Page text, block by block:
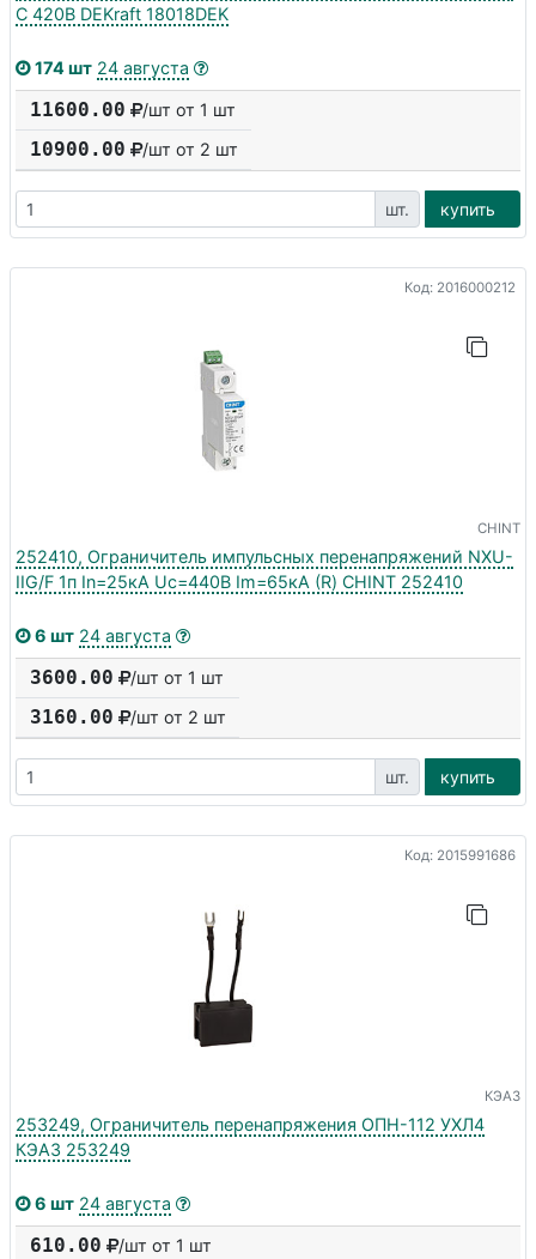
C 420В DEKraft 18018DEK
174 шт 24 августа
11600.00 /шт от 1 шт
10900.00 /шт от 2 шт
шт. купить
Код: 2016000212
CHINT
252410, Ограничитель импульсных перенапряжений NXU-
IIG/F 1п In=25кА Uc=440В Im=65кА (R) CHINT 252410
6 шт 24 августа
3600.00 /шт от 1 шт
3160.00 /шт от 2 шт
шт. купить
Код: 2015991686
КЭАЗ
253249, Ограничитель перенапряжения ОПН-112 УХЛ4
КЭАЗ 253249
6 шт 24 августа
610.00 /шт от 1 шт